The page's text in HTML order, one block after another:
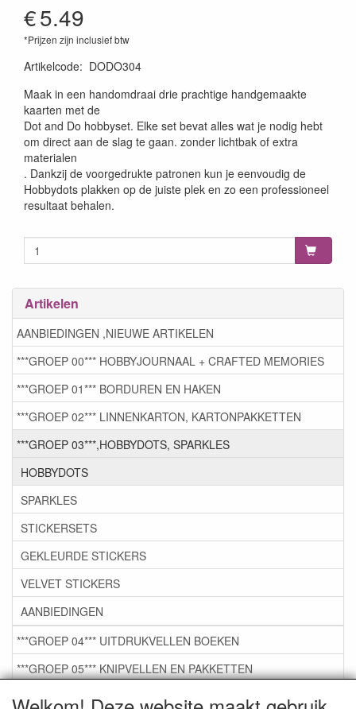
€5.49
*Prijzen zijn inclusief btw
Artikelcode: DODO304
Maak in een handomdraai drie prachtige handgemaakte
kaarten met de
Dot and Do hobbyset. Elke set bevat alles wat je nodig hebt
om direct aan de slag te gaan. zonder lichtbak of extra
materialen
. Dankzij de voorgedrukte patronen kun je eenvoudig de
Hobbydots plakken op de juiste plek en zo een professioneel
resultaat behalen.
Artikelen
AANBIEDINGEN ,NIEUWE ARTIKELEN
***GROEP 00*** HOBBYJOURNAAL + CRAFTED MEMORIES
***GROEP 01*** BORDUREN EN HAKEN
***GROEP 02*** LINNENKARTON, KARTONPAKKETTEN
***GROEP 03***,HOBBYDOTS, SPARKLES
HOBBYDOTS
SPARKLES
STICKERSETS
GEKLEURDE STICKERS
VELVET STICKERS
AANBIEDINGEN
***GROEP 04*** UITDRUKVELLEN BOEKEN
***GROEP 05*** KNIPVELLEN EN PAKKETTEN
***GROEP 06*** TAPE/LIJM SNIJMALLEN STEMPELS